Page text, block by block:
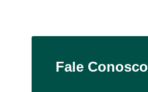
Fale Conosco